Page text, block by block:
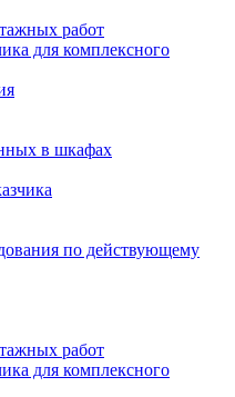
работ
для комплексного
в шкафах
по действующему
работ
для комплексного